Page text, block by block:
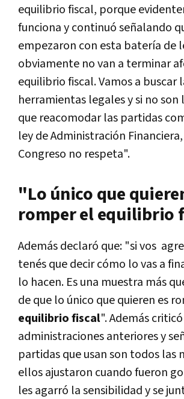
equilibrio fiscal, porque
funciona y continuó señalando
empezaron con esta batería de
obviamente no van a terminar
equilibrio fiscal. Vamos a buscar
herramientas legales y si no son
que reacomodar las partidas
ley de Administración
Congreso no respeta".
"Lo único que
romper el equilibrio
Además declaró que: "si vos
tenés que decir cómo lo vas a
lo hacen. Es una muestra más
de que lo único que quieren es
equilibrio fiscal". Además
administraciones anteriores y
partidas que usan son todos las
ellos ajustaron cuando fueron
les agarró la sensibilidad y se